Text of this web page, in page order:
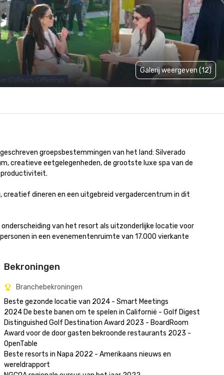
Galerij weergeven (12)
groepsbestemmingen van het land: Silverado
creatieve eetgelegenheden, de grootste luxe spa van de
productiviteit.
dineren en een uitgebreid vergadercentrum in dit
van het resort als uitzonderlijke locatie voor
in een evenementenruimte van 17.000 vierkante
Bekroningen
Branchebekroningen
Beste gezonde locatie van 2024 - Smart Meetings
2024 De beste banen om te spelen in Californië - Golf Digest
Distinguished Golf Destination Award 2023 - BoardRoom
Award voor de door gasten bekroonde restaurants 2023 -
OpenTable
Beste resorts in Napa 2022 - Amerikaans nieuws en
wereldrapport